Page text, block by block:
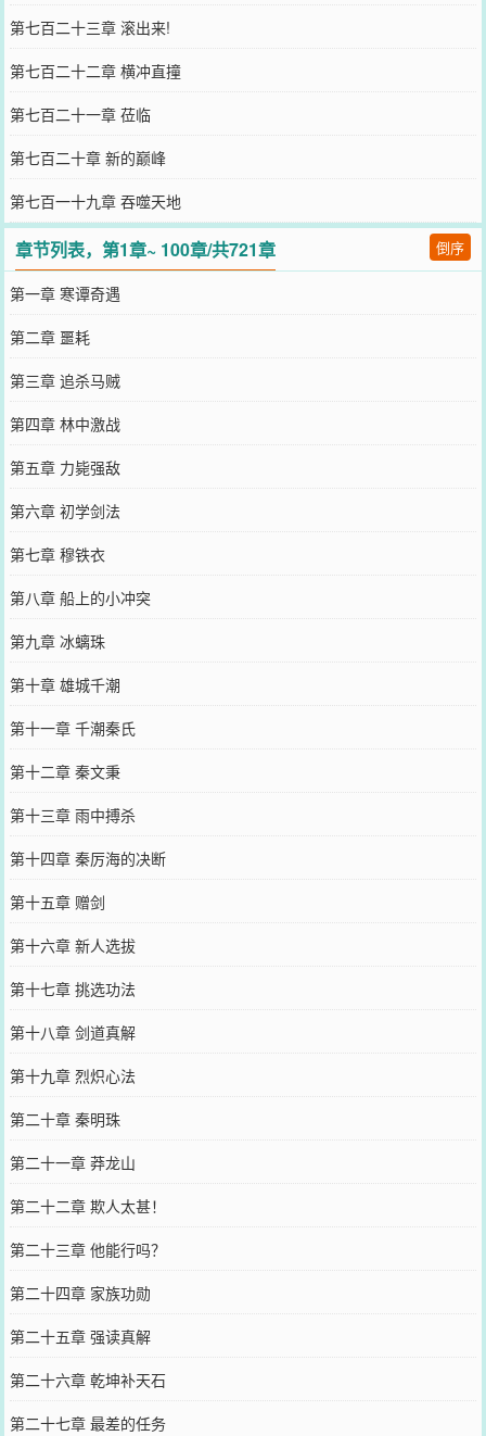
第七百二十三章 滚出来!
第七百二十二章 横冲直撞
第七百二十一章 莅临
第七百二十章 新的巅峰
第七百一十九章 吞噬天地
章节列表，第1章~ 100章/共721章 倒序
第一章 寒谭奇遇
第二章 噩耗
第三章 追杀马贼
第四章 林中激战
第五章 力毙强敌
第六章 初学剑法
第七章 穆铁衣
第八章 船上的小冲突
第九章 冰螭珠
第十章 雄城千潮
第十一章 千潮秦氏
第十二章 秦文秉
第十三章 雨中搏杀
第十四章 秦厉海的决断
第十五章 赠剑
第十六章 新人选拔
第十七章 挑选功法
第十八章 剑道真解
第十九章 烈炽心法
第二十章 秦明珠
第二十一章 莽龙山
第二十二章 欺人太甚！
第二十三章 他能行吗？
第二十四章 家族功勋
第二十五章 强读真解
第二十六章 乾坤补天石
第二十七章 最差的任务